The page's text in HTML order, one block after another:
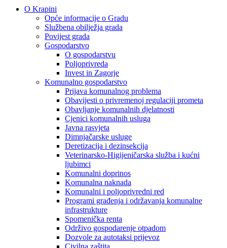
O Krapini
Opće informacije o Gradu
Službena obilježja grada
Povijest grada
Gospodarstvo
O gospodarstvu
Poljoprivreda
Invest in Zagorje
Komunalno gospodarstvo
Prijava komunalnog problema
Obavijesti o privremenoj regulaciji prometa
Obavljanje komunalnih djelatnosti
Cjenici komunalnih usluga
Javna rasvjeta
Dimnjačarske usluge
Deretizacija i dezinsekcija
Veterinarsko-Higijeničarska služba i kućni
ljubimci
Komunalni doprinos
Komunalna naknada
Komunalni i poljoprivredni red
Programi građenja i održavanja komunalne
infrastrukture
Spomenička renta
Održivo gospodarenje otpadom
Dozvole za autotaksi prijevoz
Civilna zaštita